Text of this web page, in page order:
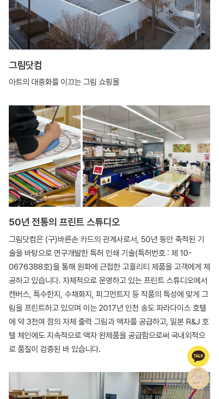
그림닷컴
아트의 대중화를 이끄는 그림 쇼핑몰
50년 전통의 프린트 스튜디오
그림닷컴은 (구)바른손 카드의 관계사로서, 50년 동안 축적된 기
술을 바탕으로 연구개발한 특허 인쇄 기술(특허번호 : 제 10-
0676388호)을 통해 원화에 근접한 고퀄리티 제품을 고객에게 제
공하고 있습니다. 자체적으로 운영하고 있는 프린트 스튜디오에서
캔버스, 특수한지, 수채화지, 피그먼트지 등 작품의 특성에 맞게 그
림을 프린트하고 있으며 이는 2017년 인천 송도 파라다이스 호텔
에 약 3천여 점의 자체 출력 그림과 액자를 공급하고, 일본 R&J 호
텔 체인에도 지속적으로 액자 완제품을 공급함으로써 국내외적으
로 품질이 검증된 바 있습니다.